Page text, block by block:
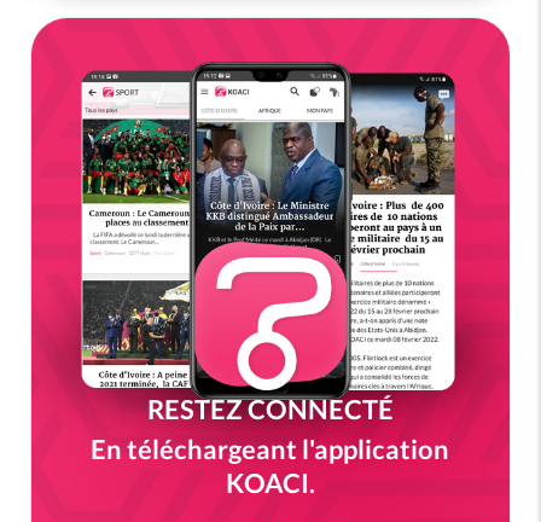
RESTEZ CONNECTÉ
En téléchargeant l'application
KOACI.